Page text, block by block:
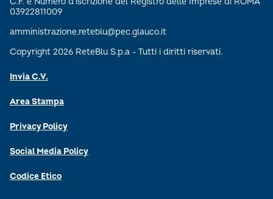
03922811009
amministrazione.reteblu@pec.glauco.it
Copyright 2026 ReteBlu S.p.a - Tutti i diritti riservati.
Invia C.V.
Area Stampa
Privacy Policy
Social Media Policy
Codice Etico